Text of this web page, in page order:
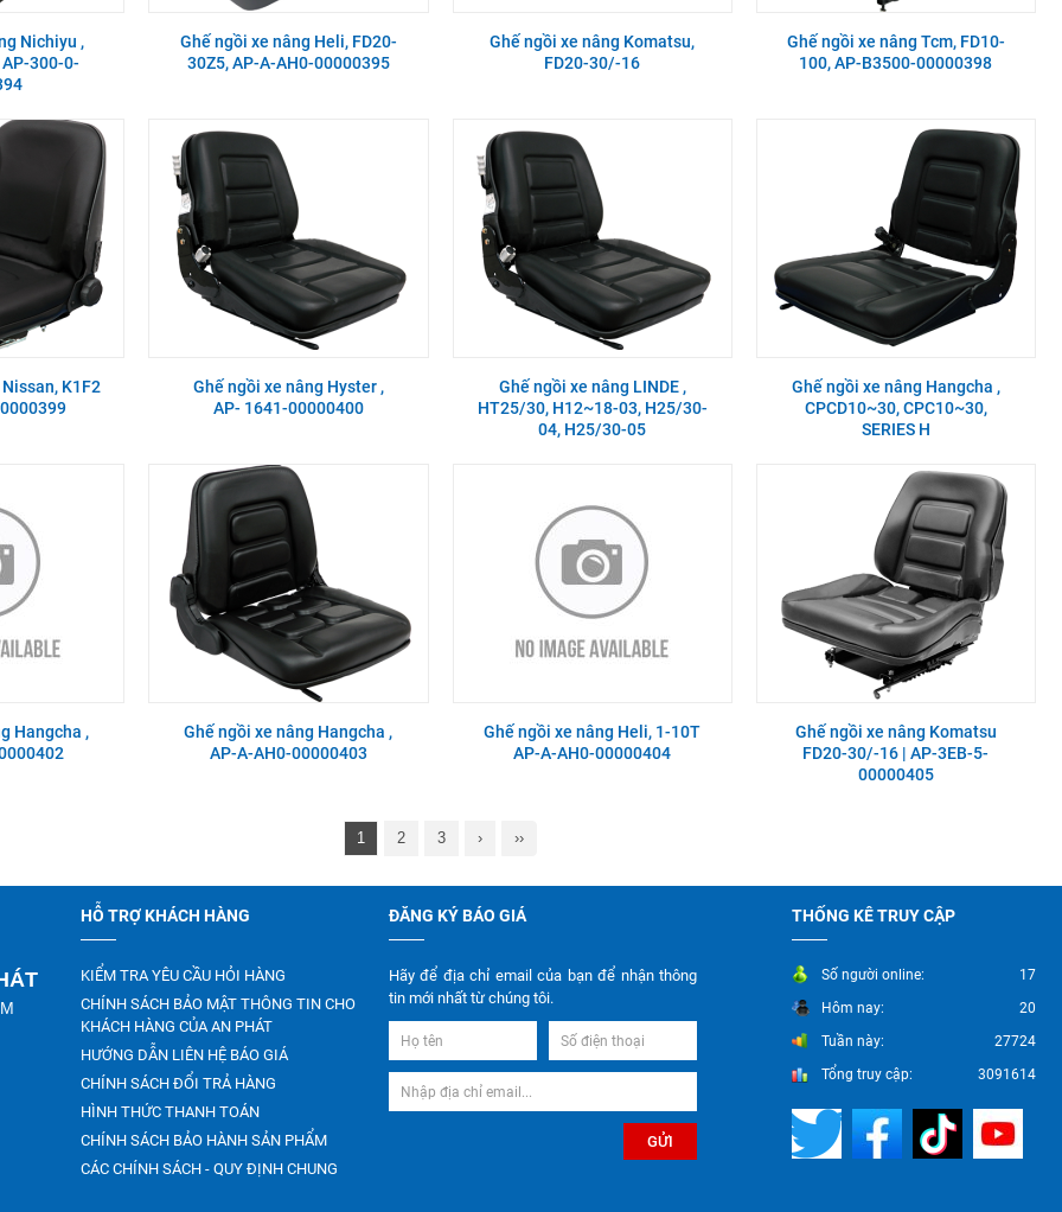
Nichiyu ,
300-0-
Ghế ngồi xe nâng Heli, FD20-
30Z5, AP-A-AH0-00000395
Ghế ngồi xe nâng Komatsu,
FD20-30/-16
Ghế ngồi xe nâng Tcm, FD10-
100, AP-B3500-00000398
K1F2
Ghế ngồi xe nâng Hyster ,
AP- 1641-00000400
Ghế ngồi xe nâng LINDE ,
HT25/30, H12~18-03, H25/30-
04, H25/30-05
Ghế ngồi xe nâng Hangcha ,
CPCD10~30, CPC10~30,
SERIES H
Hangcha ,
Ghế ngồi xe nâng Hangcha ,
AP-A-AH0-00000403
Ghế ngồi xe nâng Heli, 1-10T
AP-A-AH0-00000404
Ghế ngồi xe nâng Komatsu
FD20-30/-16 | AP-3EB-5-
00000405
1 2 3 › ››
HỖ TRỢ KHÁCH HÀNG
KIỂM TRA YÊU CẦU HỎI HÀNG
CHÍNH SÁCH BẢO MẬT THÔNG TIN CHO
KHÁCH HÀNG CỦA AN PHÁT
HƯỚNG DẪN LIÊN HỆ BÁO GIÁ
CHÍNH SÁCH ĐỔI TRẢ HÀNG
HÌNH THỨC THANH TOÁN
CHÍNH SÁCH BẢO HÀNH SẢN PHẨM
CÁC CHÍNH SÁCH - QUY ĐỊNH CHUNG
ĐĂNG KÝ BÁO GIÁ
Hãy để địa chỉ email của bạn để nhận thông
tin mới nhất từ chúng tôi.
THỐNG KÊ TRUY CẬP
Số người online:
17
Hôm nay:
20
Tuần này:
27724
Tổng truy cập:
3091614